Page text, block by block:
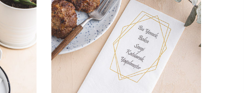
ŞIMDI BIR ŞEYLER EKLE